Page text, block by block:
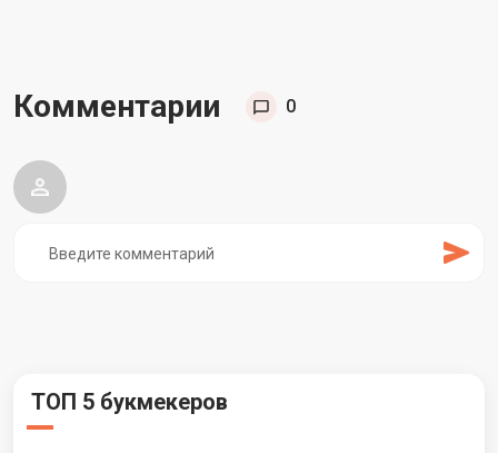
Комментарии 0
ТОП 5 букмекеров